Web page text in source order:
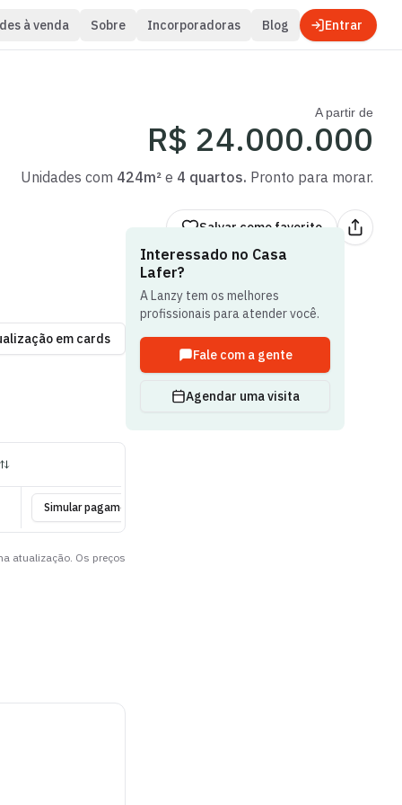
à venda Sobre Incorporadoras Blog Entrar
A partir de
R$ 24.000.000
Unidades com 424m² e 4 quartos. Pronto para morar.
Salvar como favorito
em cards
Simular pagamento
atualização. Os preços
Interessado no Casa
Lafer?
A Lanzy tem os melhores
profissionais para atender você.
Fale com a gente
Agendar uma visita